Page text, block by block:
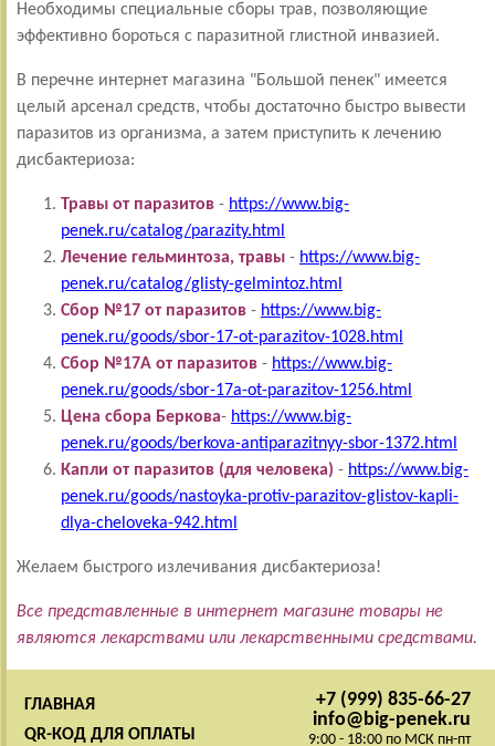
Необходимы специальные сборы трав, позволяющие
эффективно бороться с паразитной глистной инвазией.
В перечне интернет магазина "Большой пенек" имеется
целый арсенал средств, чтобы достаточно быстро вывести
паразитов из организма, а затем приступить к лечению
дисбактериоза:
Травы от паразитов - https://www.big-
penek.ru/catalog/parazity.html
Лечение гельминтоза, травы - https://www.big-
penek.ru/catalog/glisty-gelmintoz.html
Сбор №17 от паразитов - https://www.big-
penek.ru/goods/sbor-17-ot-parazitov-1028.html
Сбор №17А от паразитов - https://www.big-
penek.ru/goods/sbor-17a-ot-parazitov-1256.html
Цена сбора Беркова- https://www.big-
penek.ru/goods/berkova-antiparazitnyy-sbor-1372.html
Капли от паразитов (для человека) - https://www.big-
penek.ru/goods/nastoyka-protiv-parazitov-glistov-kapli-
dlya-cheloveka-942.html
Желаем быстрого излечивания дисбактериоза!
Все представленные в интернет магазине товары не
являются лекарствами или лекарственными средствами.
+7 (999) 835-66-27
info@big-penek.ru
9:00 - 18:00 по МСК пн-пт
ГЛАВНАЯ
QR-КОД ДЛЯ ОПЛАТЫ